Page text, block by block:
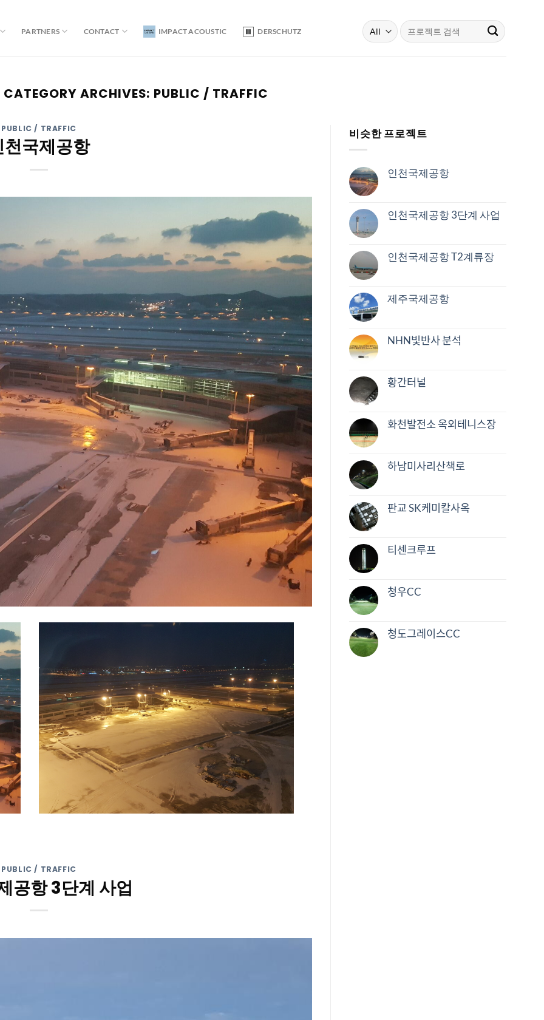
PARTNERS CONTACT IMPACT ACOUSTIC DERSCHUTZ
Search
for:
CATEGORY ARCHIVES: PUBLIC / TRAFFIC
PUBLIC / TRAFFIC
천국제공항
PUBLIC / TRAFFIC
공항 3단계 사업
비슷한 프로젝트
인천국제공항
인천국제공항 3단계 사업
인천국제공항 T2계류장
제주국제공항
NHN빛반사 분석
황간터널
화천발전소 옥외테니스장
하남미사리산책로
판교 SK케미칼사옥
티센크루프
청우CC
청도그레이스CC